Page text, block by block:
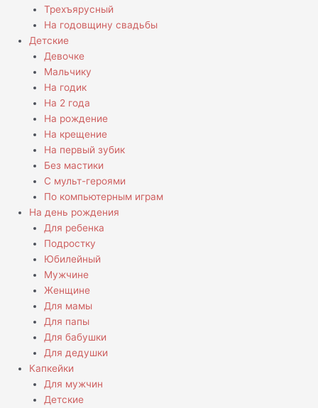
Трехъярусный
На годовщину свадьбы
Детские
Девочке
Мальчику
На годик
На 2 года
На рождение
На крещение
На первый зубик
Без мастики
С мульт-героями
По компьютерным играм
На день рождения
Для ребенка
Подростку
Юбилейный
Мужчине
Женщине
Для мамы
Для папы
Для бабушки
Для дедушки
Капкейки
Для мужчин
Детские